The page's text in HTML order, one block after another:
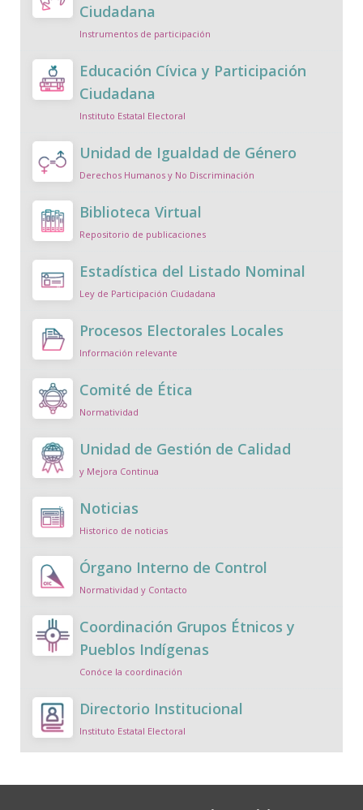
Ciudadana
Instrumentos de participación
Educación Cívica y Participación
Ciudadana
Instituto Estatal Electoral
Unidad de Igualdad de Género
Derechos Humanos y No Discriminación
Biblioteca Virtual
Repositorio de publicaciones
Estadística del Listado Nominal
Ley de Participación Ciudadana
Procesos Electorales Locales
Información relevante
Comité de Ética
Normatividad
Unidad de Gestión de Calidad
y Mejora Continua
Noticias
Historico de noticias
Órgano Interno de Control
Normatividad y Contacto
Coordinación Grupos Étnicos y
Pueblos Indígenas
Conóce la coordinación
Directorio Institucional
Instituto Estatal Electoral